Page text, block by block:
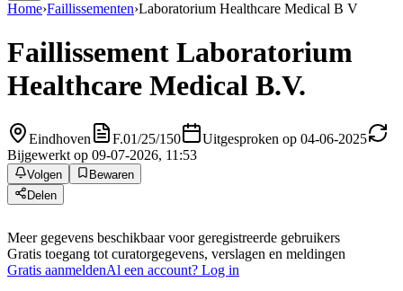
Home›Faillissementen›Laboratorium Healthcare Medical B V
Faillissement Laboratorium
Healthcare Medical B.V.
Eindhoven F.01/25/150
Uitgesproken op 04-06-2025
Bijgewerkt op 09-07-2026, 11:53
Volgen
Bewaren
Delen
Meer gegevens beschikbaar voor geregistreerde gebruikers
Gratis toegang tot curatorgegevens, verslagen en meldingen
Gratis aanmeldenAl een account? Log in